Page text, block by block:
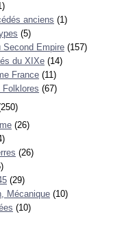
anciens (1)
(5)
Second Empire (157)
du XIXe (14)
France (11)
Folklores (67)
(26)
(26)
(29)
Mécanique (10)
(10)